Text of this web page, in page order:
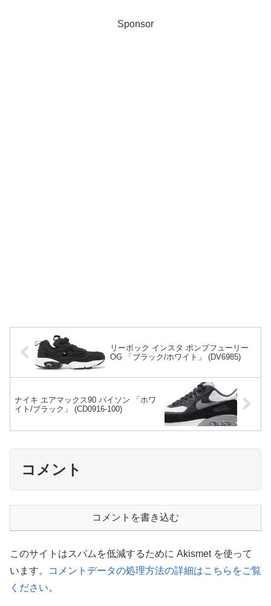
Sponsor
リーボック インスタ ポンプフューリー
OG 「ブラック/ホワイト」 (DV6985)
ナイキ エアマックス90 パイソン 「ホワ
イト/ブラック」 (CD0916-100)
コメント
コメントを書き込む
このサイトはスパムを低減するために Akismet を使って
います。
コメントデータの処理方法の詳細はこちらをご覧
ください。